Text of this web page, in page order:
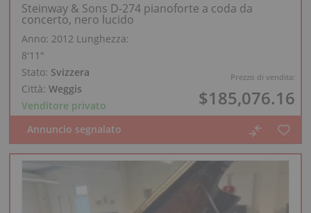
Prezzo di vendita:
$185,076.16
Steinway & Sons D-274 pianoforte a coda da
concerto, nero lucido
Anno: 2012 Lunghezza:
8′11″
Stato: Svizzera
Città: Weggis
Venditore privato